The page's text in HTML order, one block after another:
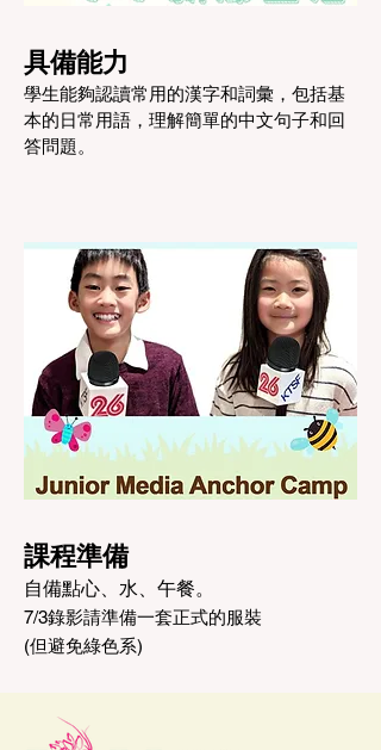
具備能力
學生能夠認讀常用的漢字和詞彙，包括基
本的日常用語，理解簡單的中文句子和回
答問題。
課程準備
自備點心、水、午餐。
7/3錄影請準備一套正式的服裝
(但避免綠色系)